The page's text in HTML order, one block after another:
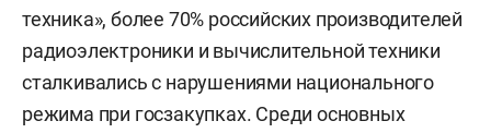
техника», более 70% российских производителей
радиоэлектроники и вычислительной техники
сталкивались с нарушениями национального
режима при госзакупках. Среди основных